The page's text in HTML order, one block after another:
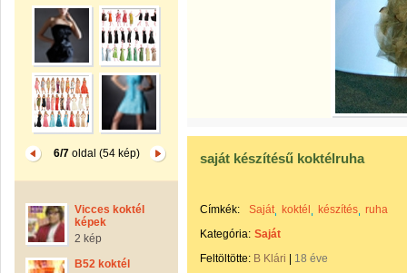
6/7oldal (54 kép)
Vicces koktél
képek
2 kép
B52 koktél
saját készítésű koktélruha
Címkék: Saját koktél készítés ruha
Kategória: Saját
Feltöltötte: B Klári
18 éve